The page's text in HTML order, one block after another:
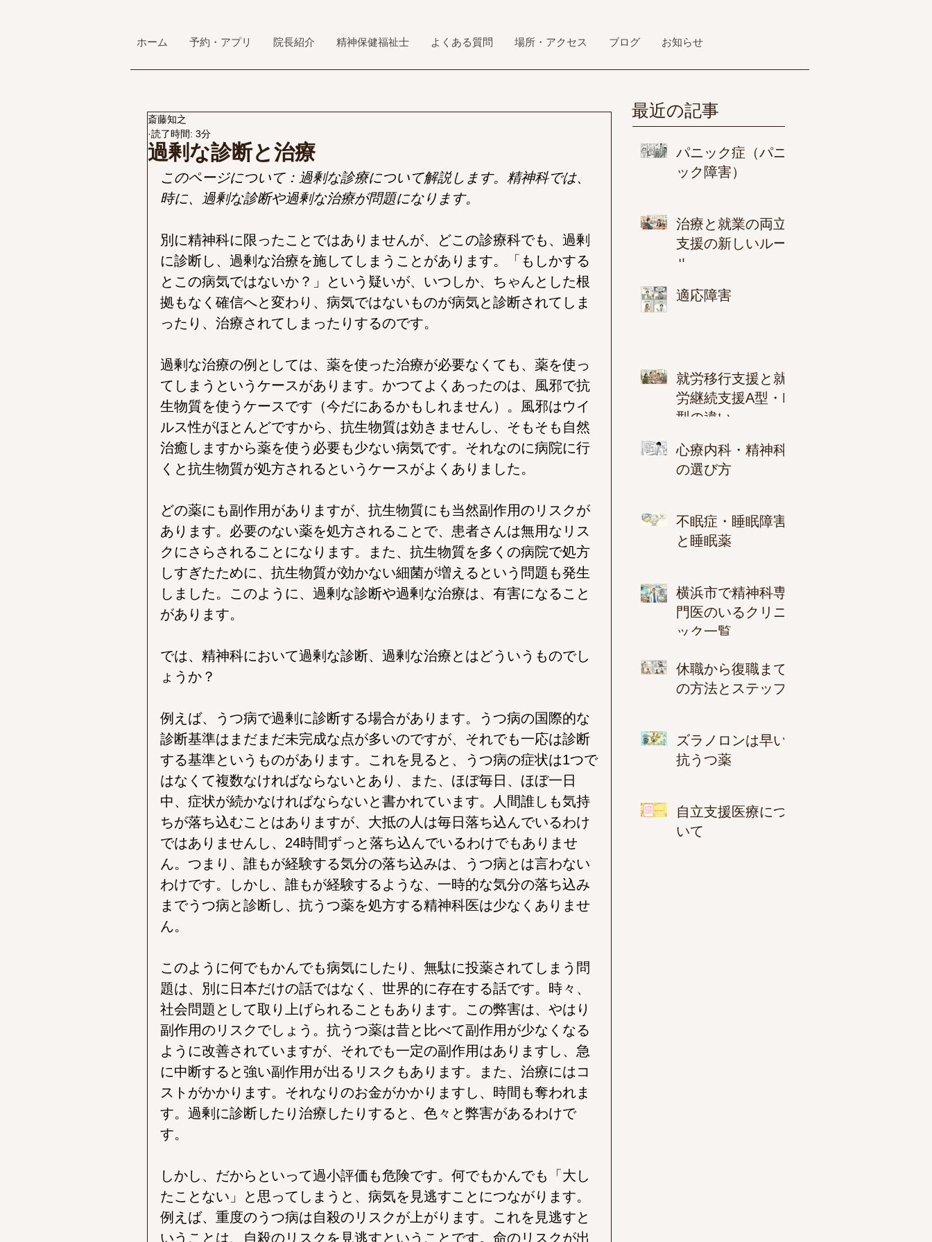
ホーム 予約・アプリ 院長紹介 精神保健福祉士 よくある質問 場所・アクセス ブログ お知らせ
過剰な診断と治療
斎藤知之
読了時間: 3分
このページについて：過剰な診療について解説します。精神科では、
時に、過剰な診断や過剰な治療が問題になります。
別に精神科に限ったことではありませんが、どこの診療科でも、過剰
に診断し、過剰な治療を施してしまうことがあります。「もしかする
とこの病気ではないか？」という疑いが、いつしか、ちゃんとした根
拠もなく確信へと変わり、病気ではないものが病気と診断されてしま
ったり、治療されてしまったりするのです。
過剰な治療の例としては、薬を使った治療が必要なくても、薬を使っ
てしまうというケースがあります。かつてよくあったのは、風邪で抗
生物質を使うケースです（今だにあるかもしれません）。風邪はウイ
ルス性がほとんどですから、抗生物質は効きませんし、そもそも自然
治癒しますから薬を使う必要も少ない病気です。それなのに病院に行
くと抗生物質が処方されるというケースがよくありました。
どの薬にも副作用がありますが、抗生物質にも当然副作用のリスクが
あります。必要のない薬を処方されることで、患者さんは無用なリス
クにさらされることになります。また、抗生物質を多くの病院で処方
しすぎたために、抗生物質が効かない細菌が増えるという問題も発生
しました。このように、過剰な診断や過剰な治療は、有害になること
があります。
では、精神科において過剰な診断、過剰な治療とはどういうものでし
ょうか？
例えば、うつ病で過剰に診断する場合があります。うつ病の国際的な
診断基準はまだまだ未完成な点が多いのですが、それでも一応は診断
する基準というものがあります。これを見ると、うつ病の症状は1つで
はなくて複数なければならないとあり、また、ほぼ毎日、ほぼ一日
中、症状が続かなければならないと書かれています。人間誰しも気持
ちが落ち込むことはありますが、大抵の人は毎日落ち込んでいるわけ
ではありませんし、24時間ずっと落ち込んでいるわけでもありませ
ん。つまり、誰もが経験する気分の落ち込みは、うつ病とは言わない
わけです。しかし、誰もが経験するような、一時的な気分の落ち込み
までうつ病と診断し、抗うつ薬を処方する精神科医は少なくありませ
ん。
このように何でもかんでも病気にしたり、無駄に投薬されてしまう問
題は、別に日本だけの話ではなく、世界的に存在する話です。時々、
社会問題として取り上げられることもあります。この弊害は、やはり
副作用のリスクでしょう。抗うつ薬は昔と比べて副作用が少なくなる
ように改善されていますが、それでも一定の副作用はありますし、急
に中断すると強い副作用が出るリスクもあります。また、治療にはコ
ストがかかります。それなりのお金がかかりますし、時間も奪われま
す。過剰に診断したり治療したりすると、色々と弊害があるわけで
す。
しかし、だからといって過小評価も危険です。何でもかんでも「大し
たことない」と思ってしまうと、病気を見逃すことにつながります。
例えば、重度のうつ病は自殺のリスクが上がります。これを見逃すと
いうことは、自殺のリスクを見逃すということです。命のリスクが出
最近の記事
パニック症（パニ
ック障害）
治療と就業の両立
支援の新しいルー
ル
適応障害
就労移行支援と就
労継続支援A型・B
型の違い
心療内科・精神科
の選び方
不眠症・睡眠障害
と睡眠薬
横浜市で精神科専
門医のいるクリニ
ック一覧
休職から復職まで
の方法とステップ
ズラノロンは早い
抗うつ薬
自立支援医療につ
いて